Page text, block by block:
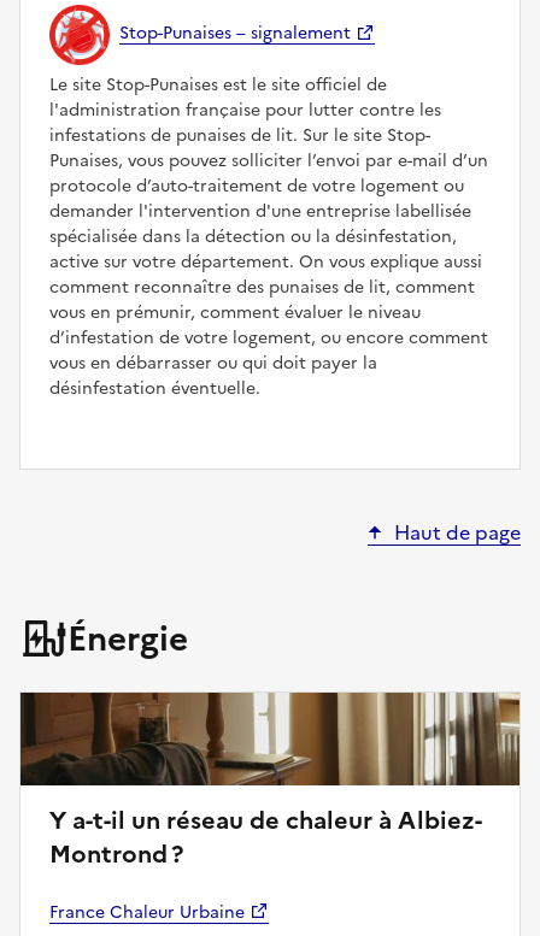
Stop-Punaises – signalement
Le site Stop-Punaises est le site officiel de
l'administration française pour lutter contre les
infestations de punaises de lit. Sur le site Stop-
Punaises, vous pouvez solliciter l’envoi par e-mail d’un
protocole d’auto-traitement de votre logement ou
demander l'intervention d'une entreprise labellisée
spécialisée dans la détection ou la désinfestation,
active sur votre département. On vous explique aussi
comment reconnaître des punaises de lit, comment
vous en prémunir, comment évaluer le niveau
d’infestation de votre logement, ou encore comment
vous en débarrasser ou qui doit payer la
désinfestation éventuelle.
Haut de page
Énergie
Y a-t-il un réseau de chaleur à Albiez-
Montrond ?
France Chaleur Urbaine